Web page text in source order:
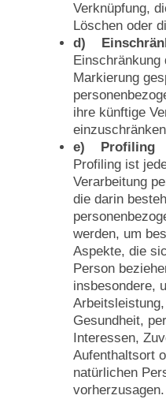
Verknüpfung,
Löschen oder
d)
Markierung
ihre künftige
e) Profiling
Profiling ist
Verarbeitung
die darin
werden, um
Aspekte, die
Person
insbesondere,
Gesundheit,
Interessen,
Aufenthaltsort
natürlichen
vorherzusagen.